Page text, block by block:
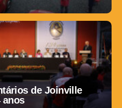
de Joinville
anos